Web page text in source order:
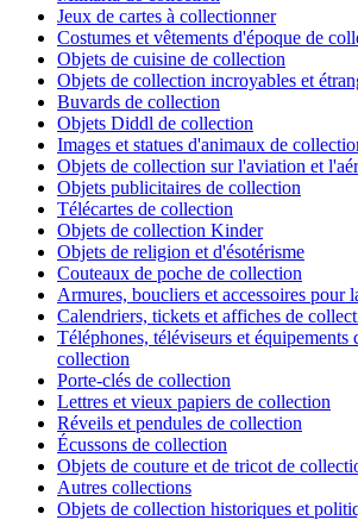
Jeux de cartes à collectionner
Costumes et vêtements d'époque de
Objets de cuisine de collection
Objets de collection incroyables et
Buvards de collection
Objets Diddl de collection
Images et statues d'animaux de
Objets de collection sur l'aviation et
Objets publicitaires de collection
Télécartes de collection
Objets de collection Kinder
Objets de religion et d'ésotérisme
Couteaux de poche de collection
Armures, boucliers et accessoires pour
Calendriers, tickets et affiches de
Téléphones, téléviseurs et équipements
collection
Porte-clés de collection
Lettres et vieux papiers de collection
Réveils et pendules de collection
Écussons de collection
Objets de couture et de tricot de
Autres collections
Objets de collection historiques et